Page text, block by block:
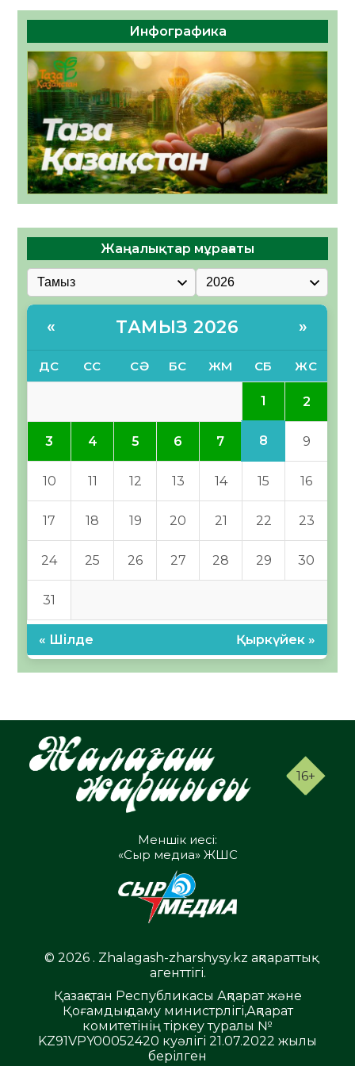
Инфографика
Жаңалықтар мұрағаты
« ТАМЫЗ 2026 »
ДС СС СӘ БС ЖМ СБ ЖС
1 2
3 4 5 6 7 8 9
10 11 12 13 14 15 16
17 18 19 20 21 22 23
24 25 26 27 28 29 30
31
« Шілде Қыркүйек »
16+
Меншік иесі:
«Сыр медиа» ЖШС
© 2026 . Zhalagash-zharshysy.kz ақпараттық
агенттігі.
Қазақстан Республикасы Ақпарат және
Қоғамдық даму министрлігі,Ақпарат
комитетінің тіркеу туралы №
KZ91VPY00052420 куәлігі 21.07.2022 жылы
берілген